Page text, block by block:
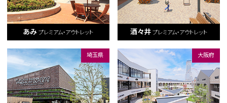
あみ プレミアム・アウトレット 酒々井 プレミアム・アウトレット
埼玉県 大阪府